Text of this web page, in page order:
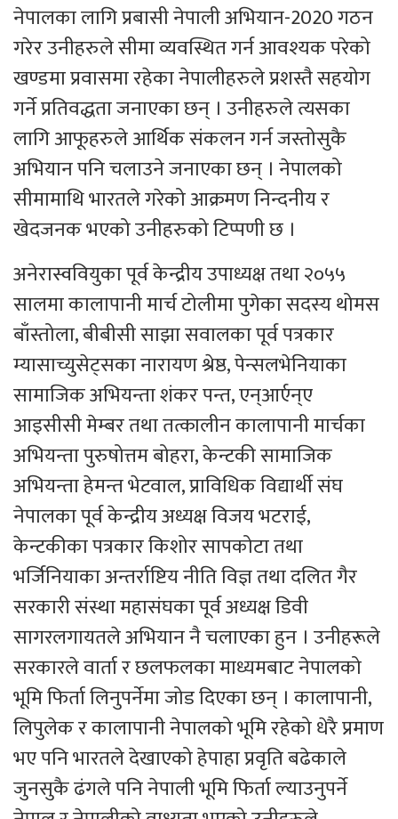
नेपालका लागि प्रबासी नेपाली अभियान-2020 गठन
गरेर उनीहरुले सीमा व्यवस्थित गर्न आवश्यक परेको
खण्डमा प्रवासमा रहेका नेपालीहरुले प्रशस्तै सहयोग
गर्ने प्रतिवद्धता जनाएका छन् । उनीहरुले त्यसका
लागि आफूहरुले आर्थिक संकलन गर्न जस्तोसुकै
अभियान पनि चलाउने जनाएका छन् । नेपालको
सीमामाथि भारतले गरेको आक्रमण निन्दनीय र
खेदजनक भएको उनीहरुको टिप्पणी छ ।
अनेरास्ववियुका पूर्व केन्द्रीय उपाध्यक्ष तथा २०५५
सालमा कालापानी मार्च टोलीमा पुगेका सदस्य थोमस
बाँस्तोला, बीबीसी साझा सवालका पूर्व पत्रकार
म्यासाच्युसेट्सका नारायण श्रेष्ठ, पेन्सलभेनियाका
सामाजिक अभियन्ता शंकर पन्त, एन्आर्एन्ए
आइसीसी मेम्बर तथा तत्कालीन कालापानी मार्चका
अभियन्ता पुरुषोत्तम बोहरा, केन्टकी सामाजिक
अभियन्ता हेमन्त भेटवाल, प्राविधिक विद्यार्थी संघ
नेपालका पूर्व केन्द्रीय अध्यक्ष विजय भटराई,
केन्टकीका पत्रकार किशोर सापकोटा तथा
भर्जिनियाका अन्तर्राष्टिय नीति विज्ञ तथा दलित गैर
सरकारी संस्था महासंघका पूर्व अध्यक्ष डिवी
सागरलगायतले अभियान नै चलाएका हुन । उनीहरूले
सरकारले वार्ता र छलफलका माध्यमबाट नेपालको
भूमि फिर्ता लिनुपर्नेमा जोड दिएका छन् । कालापानी,
लिपुलेक र कालापानी नेपालको भूमि रहेको धेरै प्रमाण
भए पनि भारतले देखाएको हेपाहा प्रवृति बढेकाले
जुनसुकै ढंगले पनि नेपाली भूमि फिर्ता ल्याउनुपर्ने